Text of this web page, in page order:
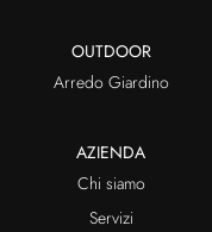
OUTDOOR
Arredo Giardino
AZIENDA
Chi siamo
Servizi